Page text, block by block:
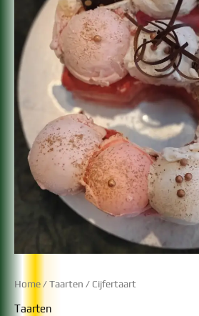
Home/Taarten / Cijfertaart
Taarten